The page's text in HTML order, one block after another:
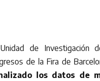
de Investigación
de la Fira de
los datos de